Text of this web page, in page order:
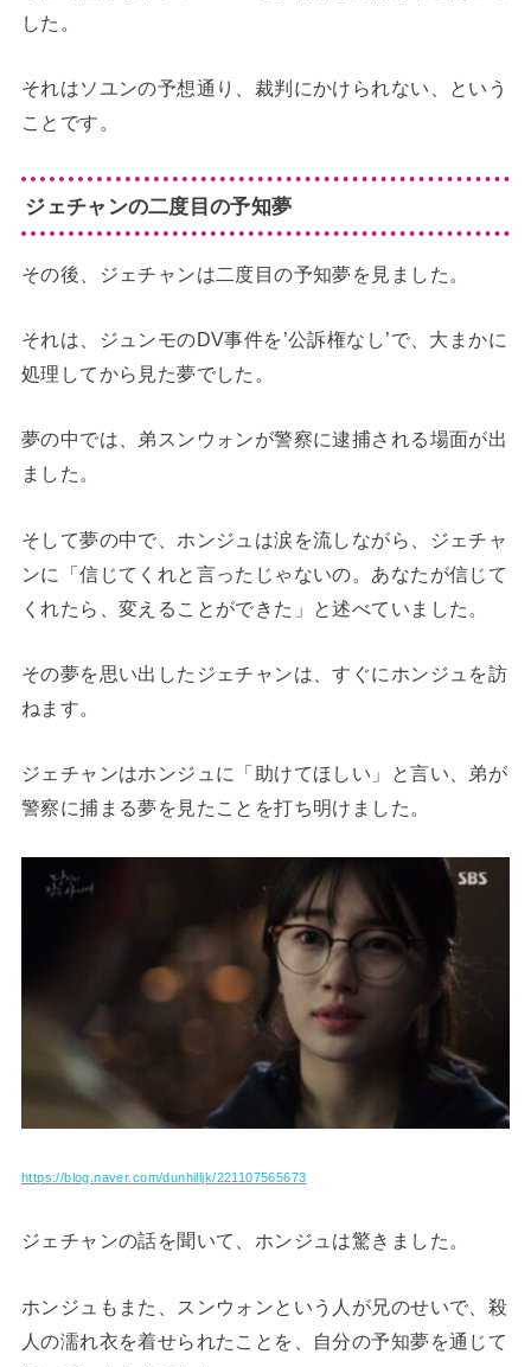
した。
それはソユンの予想通り、裁判にかけられない、という
ことです。
ジェチャンの二度目の予知夢
その後、ジェチャンは二度目の予知夢を見ました。
それは、ジュンモのDV事件を’公訴権なし’で、大まかに
処理してから見た夢でした。
夢の中では、弟スンウォンが警察に逮捕される場面が出
ました。
そして夢の中で、ホンジュは涙を流しながら、ジェチャ
ンに「信じてくれと言ったじゃないの。あなたが信じて
くれたら、変えることができた」と述べていました。
その夢を思い出したジェチャンは、すぐにホンジュを訪
ねます。
ジェチャンはホンジュに「助けてほしい」と言い、弟が
警察に捕まる夢を見たことを打ち明けました。
https://blog.naver.com/dunhilljk/221107565673
ジェチャンの話を聞いて、ホンジュは驚きました。
ホンジュもまた、スンウォンという人が兄のせいで、殺
人の濡れ衣を着せられたことを、自分の予知夢を通じて